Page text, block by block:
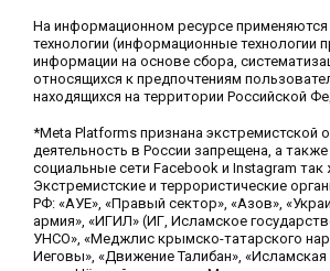
На информационном ресурсе
технологии (информационные технологии
информации на основе сбора,
относящихся к предпочтениям
находящихся на территории Российской
*Meta Platforms признана экстремистской
деятельность в России запрещена, а
социальные сети Facebook и Instagram
Экстремистские и террористические
РФ: «АУЕ», «Правый сектор», «Азов»,
армия», «ИГИЛ» (ИГ, Исламское
УНСО», «Меджлис крымско-татарского
Иеговы», «Движение Талибан»,